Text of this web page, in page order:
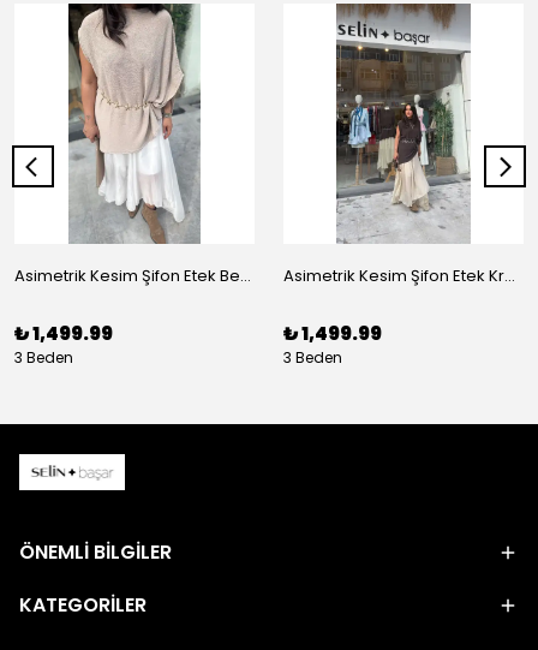
Asimetrik Kesim Şifon Etek Beyaz
₺ 1,499.99
3 Beden
Asimetrik Kesim Şifon Etek Krem
₺ 1,499.99
3 Beden
ÖNEMLİ BİLGİLER
KATEGORİLER